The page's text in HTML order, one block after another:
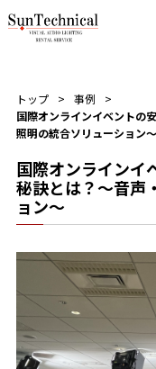
トップ
事例
国際オンラインイベントの
照明の統合ソリューション～
国際オンラインイ
秘訣とは？～音声
ョン～